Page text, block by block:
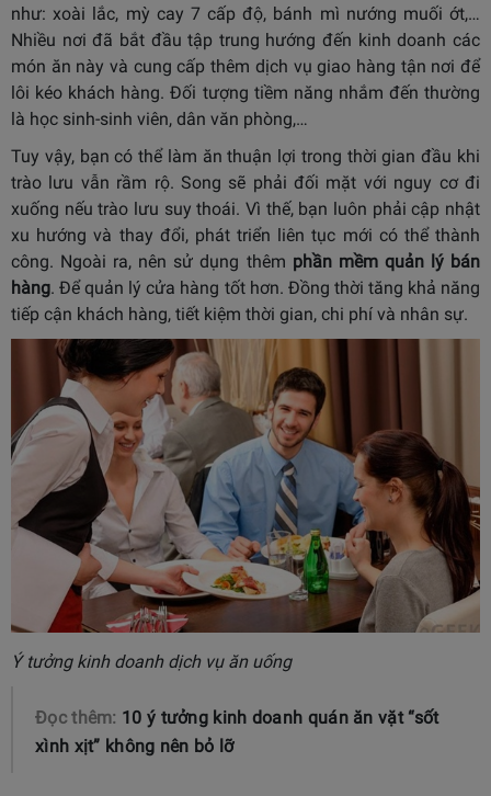
như: xoài lắc, mỳ cay 7 cấp độ, bánh mì nướng muối ớt,…
Nhiều nơi đã bắt đầu tập trung hướng đến kinh doanh các
món ăn này và cung cấp thêm dịch vụ giao hàng tận nơi để
lôi kéo khách hàng. Đối tượng tiềm năng nhắm đến thường
là học sinh-sinh viên, dân văn phòng,…
Tuy vậy, bạn có thể làm ăn thuận lợi trong thời gian đầu khi
trào lưu vẫn rầm rộ. Song sẽ phải đối mặt với nguy cơ đi
xuống nếu trào lưu suy thoái. Vì thế, bạn luôn phải cập nhật
xu hướng và thay đổi, phát triển liên tục mới có thể thành
công. Ngoài ra, nên sử dụng thêm phần mềm quản lý bán
hàng. Để quản lý cửa hàng tốt hơn. Đồng thời tăng khả năng
tiếp cận khách hàng, tiết kiệm thời gian, chi phí và nhân sự.
Ý tưởng kinh doanh dịch vụ ăn uống
Đọc thêm: 10 ý tưởng kinh doanh quán ăn vặt “sốt
xình xịt” không nên bỏ lỡ